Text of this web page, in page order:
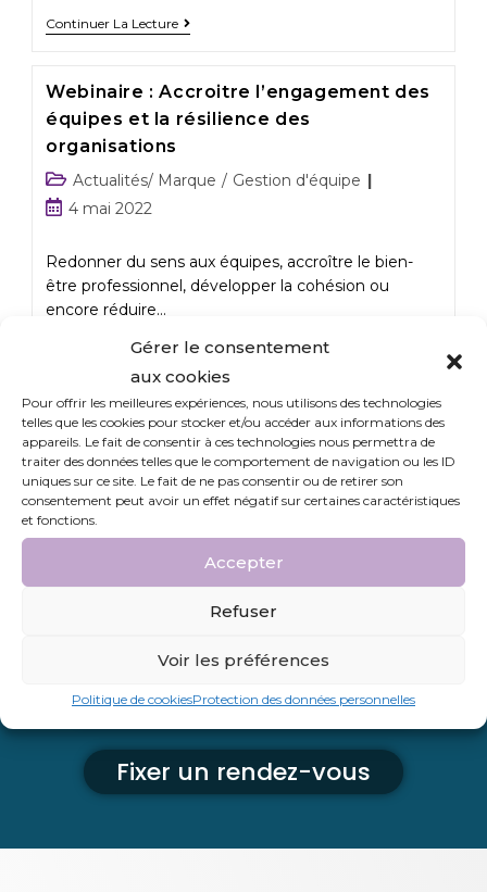
Gérer le consentement
aux cookies
Pour offrir les meilleures expériences, nous utilisons des technologies
telles que les cookies pour stocker et/ou accéder aux informations des
appareils. Le fait de consentir à ces technologies nous permettra de
traiter des données telles que le comportement de navigation ou les ID
uniques sur ce site. Le fait de ne pas consentir ou de retirer son
consentement peut avoir un effet négatif sur certaines caractéristiques
et fonctions.
Accepter
Refuser
Voir les préférences
Politique de cookiesProtection des données personnelles
Continuer La Lecture
Webinaire : Accroitre l’engagement des
équipes et la résilience des
organisations
Actualités/ Marque / Gestion d'équipe
4 mai 2022
Redonner du sens aux équipes, accroître le bien-
être professionnel, développer la cohésion ou
encore réduire…
Continuer La Lecture
Un accompagnement
spécifique
de votre entreprise et de
vos collaborateurs
Contacter un conseiller
Fixer un rendez-vous